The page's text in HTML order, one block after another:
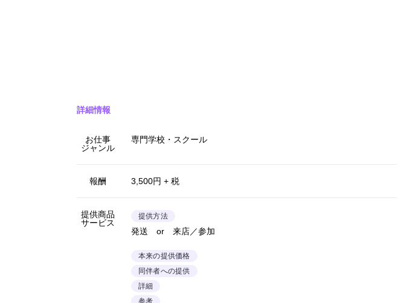
詳細情報
お仕事
ジャンル
専門学校・スクール
報酬 3,500円 + 税
提供商品
サービス
提供方法
発送 or 来店／参加
本来の提供価格
同伴者への提供
詳細
参考